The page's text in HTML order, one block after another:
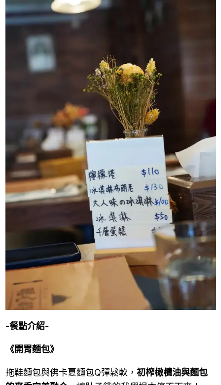
-餐點介紹-
《開胃麵包》
拖鞋麵包與佛卡夏麵包Q彈鬆軟， 初榨橄欖油與麵包